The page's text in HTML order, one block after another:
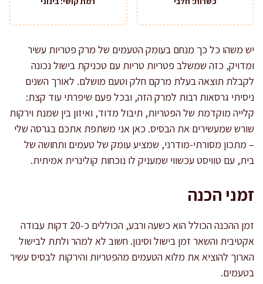
יש משהו כל כך מנחם בעומק הטעמים של מרק פטריות עשיר
ומדויק, כזה שמשלב פטריות טריות עם טכניקת בישול נכונה
לקבלת תוצאה בעלת מרקם חלק וטעם מושלם. לאורך השנים
ניסיתי גרסאות רבות למרק הזה, ובכל פעם שיפרתי עוד קצת:
קלייה מוקדמת של הפטריות, תיבול מדוד, ואיזון בין שמנת וירקות
שורש שמעשירים את הבסיס. כאן אני משתפת אתכם בגרסה שלי
– מתכון מסורתי-מודרני, שמציע עומק של טעמים ותחושה של
בית, עם טוויסט עכשווי שמעניק לו נוכחות קולינרית אמיתית.
זמני הכנה
זמן ההכנה הכולל הוא כשעה ורבע, הכוללים כ-20 דקות עבודה
אקטיבית והשאר זמן בישול וסינון. חשוב לא למהר ולתת לבישול
הארוך להוציא את מלוא הטעמים מהפטריות והירקות לבסיס עשיר
בטעמים.